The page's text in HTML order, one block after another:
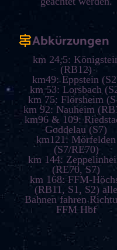
Abkürzungen
km 24,5:
(RB12)
km49: Eppstein
km 53: Lorsbach
km 75: Flörsheim
km 92: Nauheim
km96 & 109:
Goddelau (S7)
km121: Mörfelden
(S7/RE70)
km 144:
(RE70, S7)
km 168: FFM-
(RB11, S1, S2) alle
Bahnen fahren
FFM Hbf